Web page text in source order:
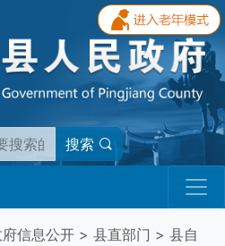
搜索
信息公开 > 县直部门 > 县自